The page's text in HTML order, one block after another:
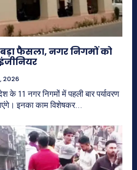
फैसला, नगर निगमों को
2026
के 11 नगर निगमों में पहली बार पर्यावरण
इनका काम विशेषकर...